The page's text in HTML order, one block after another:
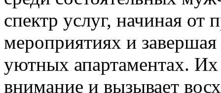
спектр услуг, начиная от
мероприятиях и
уютных апартаментах.
внимание и вызывает